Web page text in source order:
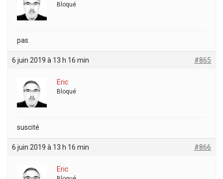
Bloqué
pas
6 juin 2019 à 13 h 16 min #865
Eric
Bloqué
suscité
6 juin 2019 à 13 h 16 min #866
Eric